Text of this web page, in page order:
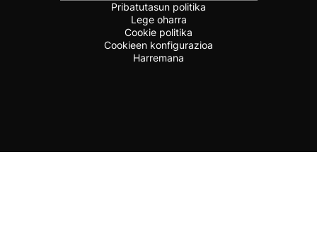
Pribatutasun politika
Lege oharra
Cookie politika
Cookieen konfigurazioa
Harremana